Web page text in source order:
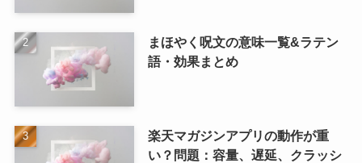
まほやく呪文の意味一覧&ラテン
語・効果まとめ
楽天マガジンアプリの動作が重
い？問題：容量、遅延、クラッシ